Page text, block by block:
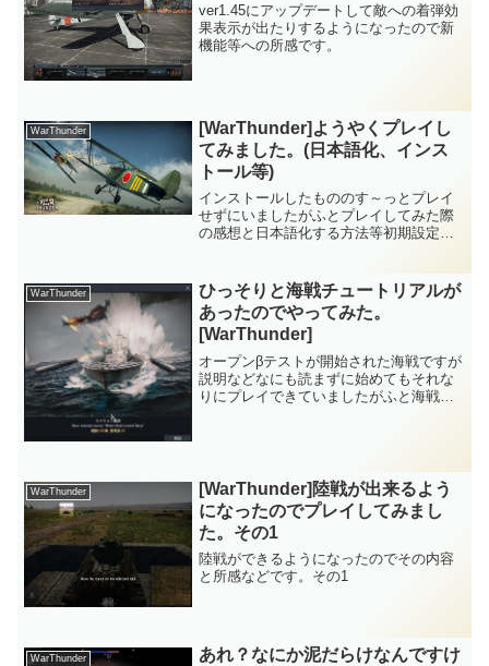
ver1.45にアップデートして敵への着弾効
果表示が出たりするようになったので新
機能等への所感です。
WarThunder
[WarThunder]ようやくプレイし
てみました。(日本語化、インス
トール等)
インストールしたもののす～っとプレイ
せずにいましたがふとプレイしてみた際
の感想と日本語化する方法等初期設定に
WarThunder
ひっそりと海戦チュートリアルが
あったのでやってみた。
[WarThunder]
オープンβテストが開始された海戦ですが
説明などなにも読まずに始めてもそれな
りにプレイできていましたがふと海戦チ
WarThunder
[WarThunder]陸戦が出来るよう
になったのでプレイしてみまし
た。その1
陸戦ができるようになったのでその内容
と所感などです。その1
WarThunder
あれ？なにか泥だらけなんですけ